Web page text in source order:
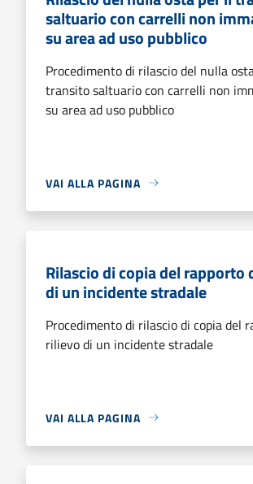
saltuario con carrelli non
su area ad uso pubblico
Procedimento di rilascio del nulla
transito saltuario con carrelli non
su area ad uso pubblico
VAI ALLA PAGINA
Rilascio di copia del rapporto
di un incidente stradale
Procedimento di rilascio di copia del
rilievo di un incidente stradale
VAI ALLA PAGINA